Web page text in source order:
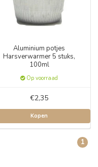
Aluminium potjes
Harsverwarmer 5 stuks,
100ml
Op voorraad
€2,35
Kopen
1